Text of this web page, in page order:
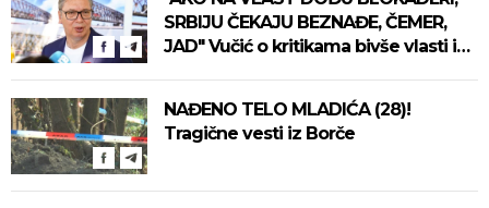
SRBIJU ČEKAJU BEZNAĐE, ČEMER,
JAD" Vučić o kritikama bivše vlasti i
(VIDEO)
NAĐENO TELO MLADIĆA (28)!
Tragične vesti iz Borče